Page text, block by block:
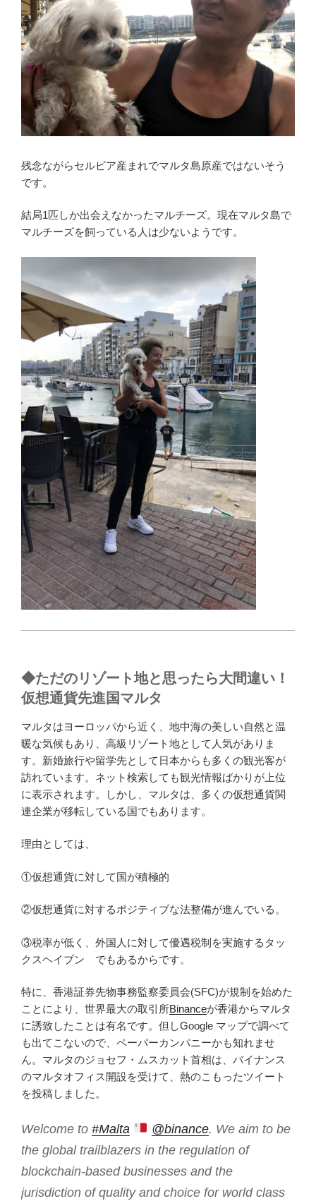
残念ながらセルビア産まれでマルタ島原産ではないそう
です。
結局1匹しか出会えなかったマルチーズ。現在マルタ島で
マルチーズを飼っている人は少ないようです。
◆ただのリゾート地と思ったら大間違い！
仮想通貨先進国マルタ
マルタはヨーロッパから近く、地中海の美しい自然と温
暖な気候もあり、高級リゾート地として人気がありま
す。新婚旅行や留学先として日本からも多くの観光客が
訪れています。ネット検索しても観光情報ばかりが上位
に表示されます。しかし、マルタは、多くの仮想通貨関
連企業が移転している国でもあります。
理由としては、
①仮想通貨に対して国が積極的
②仮想通貨に対するポジティブな法整備が進んでいる。
③税率が低く、外国人に対して優遇税制を実施するタッ
クスヘイブン でもあるからです。
特に、香港証券先物事務監察委員会(SFC)が規制を始めた
ことにより、世界最大の取引所Binanceが香港からマルタ
に誘致したことは有名です。但しGoogle マップで調べて
も出てこないので、ペーパーカンパニーかも知れませ
ん。マルタのジョセフ・ムスカット首相は、バイナンス
のマルタオフィス開設を受けて、熱のこもったツイート
を投稿しました。
Welcome to #Malta @binance. We aim to be
the global trailblazers in the regulation of
blockchain-based businesses and the
jurisdiction of quality and choice for world class